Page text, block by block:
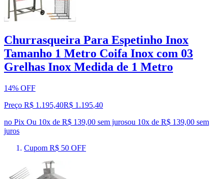
Churrasqueira Para Espetinho Inox
Tamanho 1 Metro Coifa Inox com 03
Grelhas Inox Medida de 1 Metro
14% OFF
Preço R$ 1.195,40R$ 1.195,40
no Pix Ou 10x de R$ 139,00 sem jurosou 10x de R$ 139,00 sem
juros
Cupom R$ 50 OFF